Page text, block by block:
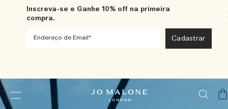
Inscreva-se e Ganhe 10% off na primeira
compra.